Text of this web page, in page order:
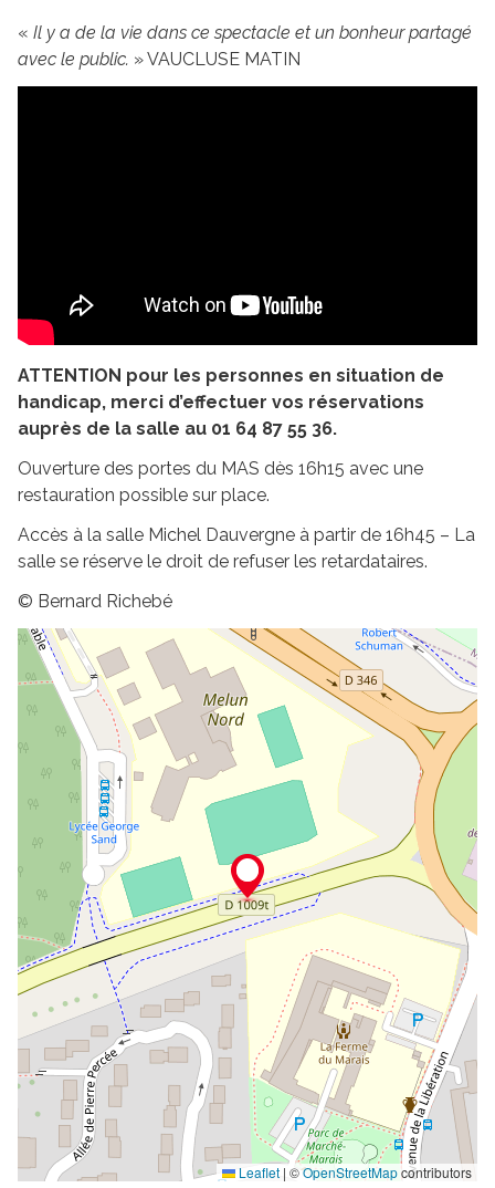
« Il y a de la vie dans ce spectacle et un bonheur partagé
avec le public. » VAUCLUSE MATIN
ATTENTION pour les personnes en situation de
handicap, merci d’effectuer vos réservations
auprès de la salle au 01 64 87 55 36.
Ouverture des portes du MAS dès 16h15 avec une
restauration possible sur place.
Accès à la salle Michel Dauvergne à partir de 16h45 – La
salle se réserve le droit de refuser les retardataires.
© Bernard Richebé
Leaflet | ©OpenStreetMapcontributors